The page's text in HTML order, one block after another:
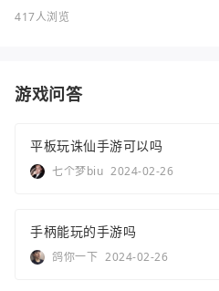
417人浏览
游戏问答
平板玩诛仙手游可以吗
七个梦biu 2024-02-26
手柄能玩的手游吗
鸽你一下 2024-02-26